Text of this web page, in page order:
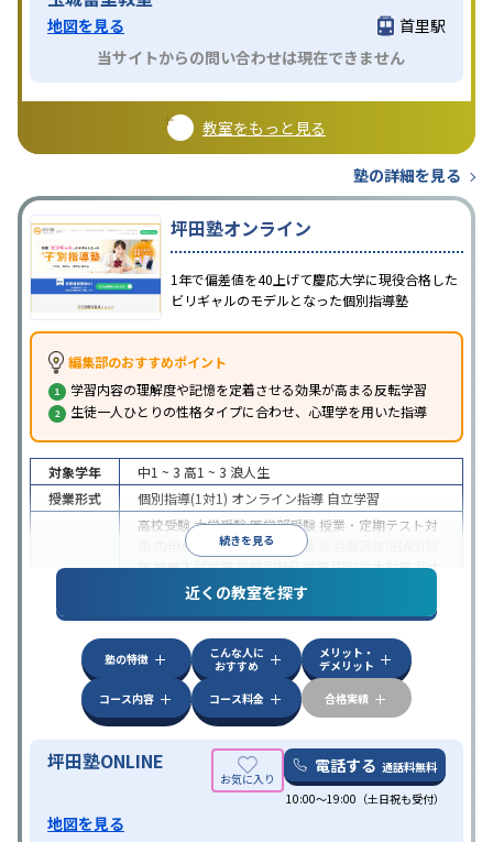
地図を見る
首里駅
当サイトからの問い合わせは現在できません
教室をもっと見る
塾の詳細を見る
坪田塾オンライン
1年で偏差値を40上げて慶応大学に現役合格した
ビリギャルのモデルとなった個別指導塾
編集部のおすすめポイント
学習内容の理解度や記憶を定着させる効果が高まる反転学習
生徒一人ひとりの性格タイプに合わせ、心理学を用いた指導
続きを見る
対象学年 中1 ~ 3 高1 ~ 3 浪人生
授業形式
個別指導(1対1) オンライン指導 自立学習
高校受験大学受験医学部受験 授業・定期テスト対
内申点対策学習習慣の定着
策推薦入試対策学校別特化対策国公立大対策私大
共通テスト対策英検(英語検定)対策
その
特徴
中高一貫校生に対応授業の振替可能 不登校生に対
学習にPC・タブレットを利用オンライン対応
科目から受講可能季節講習のみの受講可発達障害
の子どもに対応
近くの教室を探す
塾の特徴
こんな人に
おすすめ
メリット・
デメリット
コース内容
コース料金 合格実績
坪田塾ONLINE 電話する 通話料無料
10:00～19:00（土日祝も受付）
地図を見る